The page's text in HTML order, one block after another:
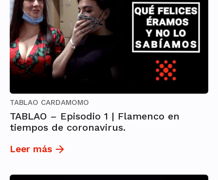
TABLAO CARDAMOMO
TABLAO – Episodio 1 | Flamenco en
tiempos de coronavirus.
Leer más